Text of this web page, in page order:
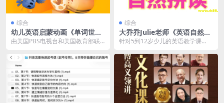
综合
幼儿英语启蒙动画《单词世界
Word World (1-4季) 》
由美国PBS电视台和美国教育部联
启蒙动画，通过...
综合
大乔乔Julie老师《英语自然拼
读零基础发音入门课程》
针对5到12岁少儿的英语教学课
性，帮助孩子快速提升...